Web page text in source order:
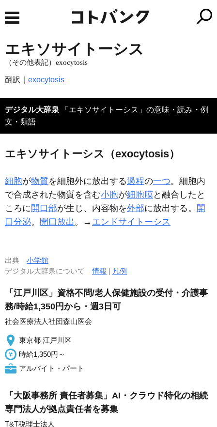
エキソサイトーシス
（その他表記）exocytosis
翻訳｜ exocytosis
デジタル大辞泉 「エキソサイトーシス」の意味・読み・例
文・類語
エキソサイトーシス（exocytosis）
細胞が物質を細胞外に放出する過程の一つ。細胞内
で合成された物質を含む小胞が細胞膜 と融合したと
ころに開口部が生じ、内容物を外部に放出する。 開
口分泌。 開口放出。→ エンドサイトーシス
出典 小学館
デジタル大辞泉について情報 | 凡例
「江戸川区」資格不問/老人保健施設の受付・介護事
務/時給1,350円から・週3日可
社会医療法人社団森山医会
東京都 江戸川区
時給1,350円～
アルバイト・パート
「大阪事務所 責任者募集」AI・クラウド特化の相続
専門法人が拠点責任者を募集
T&T税理士法人